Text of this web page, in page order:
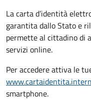
La carta d’identità
garantita dallo Stato e
permette al cittadino di
servizi online.
Per accedere attiva le
smartphone.